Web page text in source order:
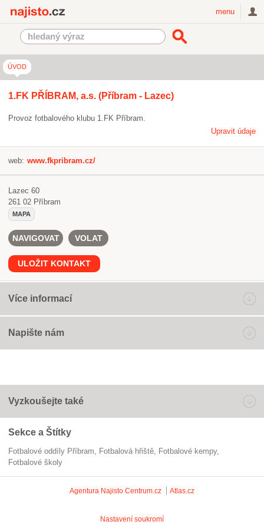
menu
ÚVOD
1.FK PŘÍBRAM, a.s. (Příbram - Lazec)
Provoz fotbalového klubu 1.FK Příbram.
Upravit údaje
web: www.fkpribram.cz/
Lazec 60
261 02 Příbram
MAPA
NAVIGOVAT VOLAT
ULOŽIT KONTAKT
Více informací
Napište nám
Vyzkoušejte také
Sekce a Štítky
Fotbalové oddíly Příbram fotbalová hřiště
fotbalové kempy
fotbalové školy
Agentura Najisto Centrum.cz Atlas.cz
Nastavení soukromí